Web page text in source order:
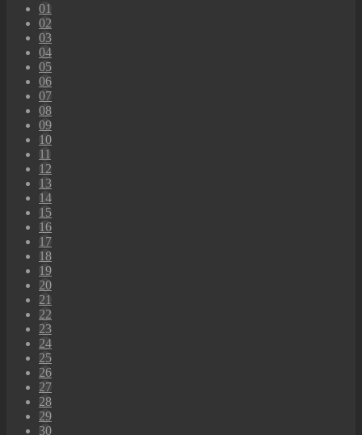
01
02
03
04
05
06
07
08
09
10
11
12
13
14
15
16
17
18
19
20
21
22
23
24
25
26
27
28
29
30